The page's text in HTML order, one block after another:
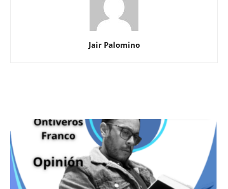
Jair Palomino